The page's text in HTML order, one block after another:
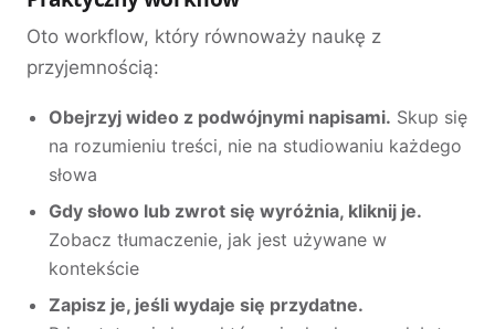
Oto workflow, który równoważy naukę z
przyjemnością:
Obejrzyj wideo z podwójnymi napisami. Skup się
na rozumieniu treści, nie na studiowaniu każdego
słowa
Gdy słowo lub zwrot się wyróżnia, kliknij je.
Zobacz tłumaczenie, jak jest używane w
kontekście
Zapisz je, jeśli wydaje się przydatne.